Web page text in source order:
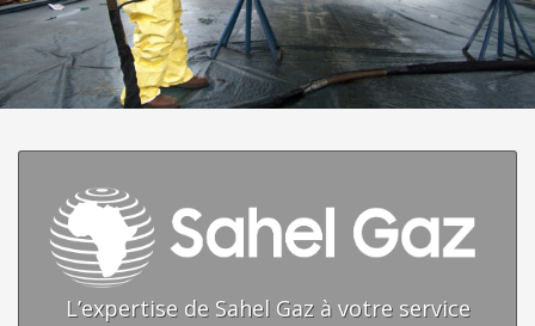
L’expertise de Sahel Gaz à votre service